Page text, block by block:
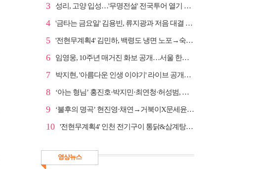
3 성리, 고양 입성…'무명전설' 전국투어 열기 지속
4 '금타는 금요일' 김용빈, 류지광과 저음 대결 승리
5 '전현무계획4' 김민하, 백령도 냉면 노포→숙성 광어초...
6 임영웅, 10주년 매거진 화보 공개…서울 한복판 대형 현...
7 박지현, '아름다운 인생 이야기' 라이브 공개…감성 보...
8 ‘아는 형님’ 홍진호·박지민·최연청·허성범, 매운맛 토크
9 ‘불후의 명곡’ 현진영·채연→거북이X문세윤, 레전드 배틀
10 '전현무계획4' 인천 전기구이 통닭&삼계탕 노포 맛집 탐방
영상뉴스